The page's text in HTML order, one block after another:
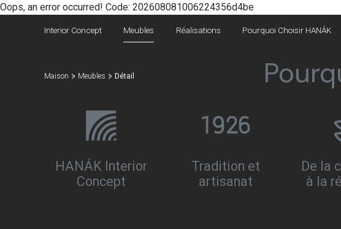
Interior Concept Meubles Réalisations Pourquoi Choisir HANÁK
Maison Meubles Détail
Oops, an error occurred! Code: 202608081006224356d4be
HANÁK Interior
Concept
Tradition et
artisanat
De la
à la